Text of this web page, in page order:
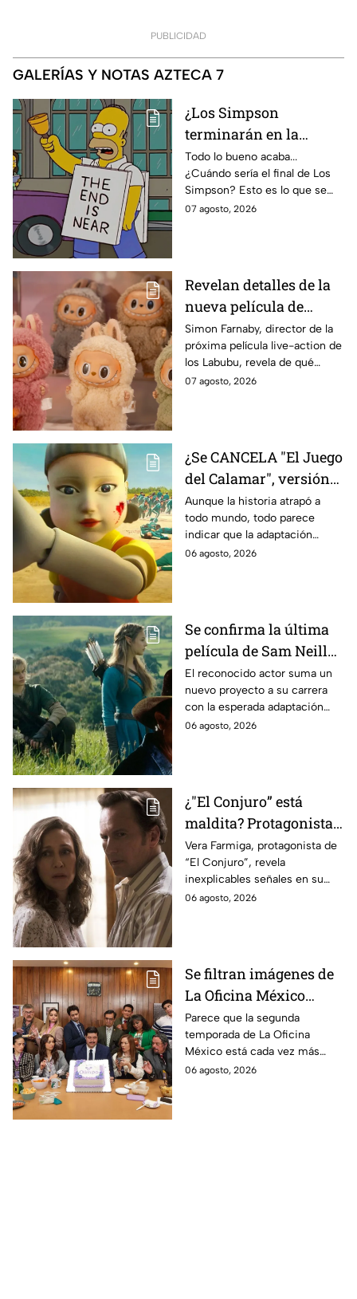
PUBLICIDAD
GALERÍAS Y NOTAS AZTECA 7
¿Los Simpson
terminarán en la
temporada 40? Actriz
de Bart Simpson da
IMPACTANTE
declaración
Todo lo bueno acaba...
¿Cuándo sería el final de Los
Simpson? Esto es lo que se
sabe:
07 agosto, 2026
Revelan detalles de la
nueva película de
Labubu: de qué tratará
y cuándo se estrena
Simon Farnaby, director de la
próxima película live-action de
los Labubu, revela de qué
tratará la cinta. Aquí te
07 agosto, 2026
¿Se CANCELA "El Juego
del Calamar", versión
Estados Unidos? Esto
es lo que se sabe al
momento
Aunque la historia atrapó a
todo mundo, todo parece
indicar que la adaptación
podría ser cancelada:
06 agosto, 2026
Se confirma la última
película de Sam Neill
antes de morir: esto es
lo que se sabe hasta
ahora
El reconocido actor suma un
nuevo proyecto a su carrera
con la esperada adaptación
cinematográfica del popular
06 agosto, 2026
¿"El Conjuro” está
maldita? Protagonista
revela INQUIETANTES
señales en su cuerpo
durante la grabación de
la película
Vera Farmiga, protagonista de
“El Conjuro”, revela
inexplicables señales en su
cuerpo durante el rodaje de la
06 agosto, 2026
Se filtran imágenes de
La Oficina México
temporada 2 y un
detalle desata teorías
entre los fans
Parece que la segunda
temporada de La Oficina
México está cada vez más
cerca, pues el elenco ya se
06 agosto, 2026